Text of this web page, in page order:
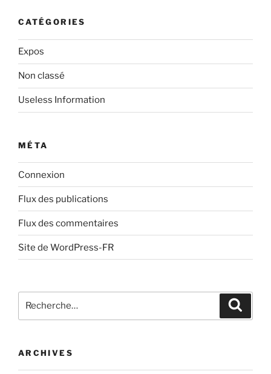
CATÉGORIES
Expos
Non classé
Useless Information
MÉTA
Connexion
Flux des publications
Flux des commentaires
Site de WordPress-FR
pour
ARCHIVES